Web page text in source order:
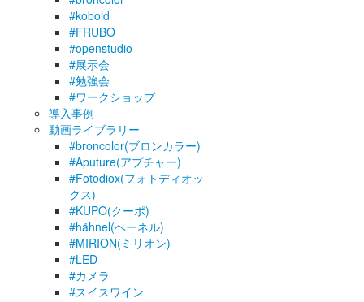
#kobold
#FRUBO
#openstudio
#展示会
#勉強会
#ワークショップ
導入事例
動画ライブラリー
#broncolor(ブロンカラー)
#Aputure(アプチャー)
#Fotodiox(フォトディオッ
クス)
#KUPO(クーポ)
#hähnel(ヘーネル)
#MIRION(ミリオン)
#LED
#カメラ
#スイスワイン